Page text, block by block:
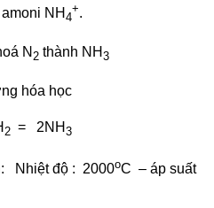
NH 4
+.
N 2 thành NH 3
học
2 = 2NH 3
độ : 2000oC – áp suất